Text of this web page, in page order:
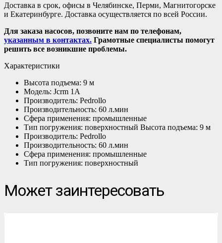
Доставка в срок, офисы в Челябинске, Перми, Магнитогорске
и Екатеринбурге. Доставка осуществляется по всей России.
Для заказа насосов, позвоните нам по телефонам,
указанным в контактах. Грамотные специалисты помогут
решить все возникшие проблемы.
Характеристики
Высота подъема: 9 м
Модель: Jcrm 1A
Производитель: Pedrollo
Производительность: 60 л.мин
Сфера применения: промышленные
Тип погружения: поверхностный Высота подъема: 9 м
Производитель: Pedrollo
Производительность: 60 л.мин
Сфера применения: промышленные
Тип погружения: поверхностный
Может заинтересовать